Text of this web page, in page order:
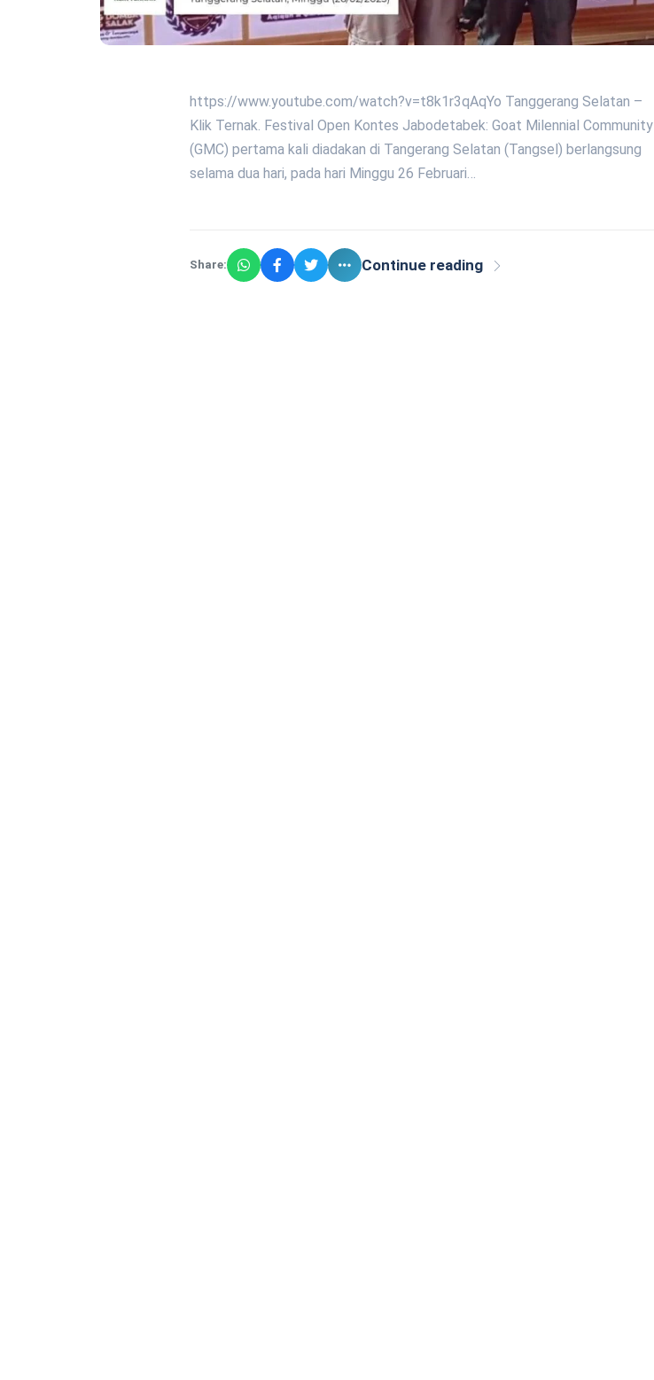
https://www.youtube.com/watch?v=t8k1r3qAqYo Tanggerang Selatan –
Klik Ternak. Festival Open Kontes Jabodetabek: Goat Milennial Community
(GMC) pertama kali diadakan di Tangerang Selatan (Tangsel) berlangsung
selama dua hari, pada hari Minggu 26 Februari…
Share: Continue reading